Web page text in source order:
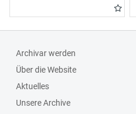
Archivar werden
Über die Website
Aktuelles
Unsere Archive